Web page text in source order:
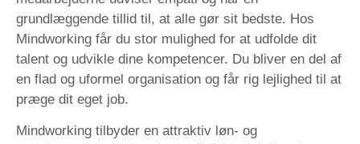
grundlæggende tillid til, at alle gør sit bedste. Hos
Mindworking får du stor mulighed for at udfolde dit
talent og udvikle dine kompetencer. Du bliver en del af
en flad og uformel organisation og får rig lejlighed til at
præge dit eget job.
Mindworking tilbyder en attraktiv løn- og